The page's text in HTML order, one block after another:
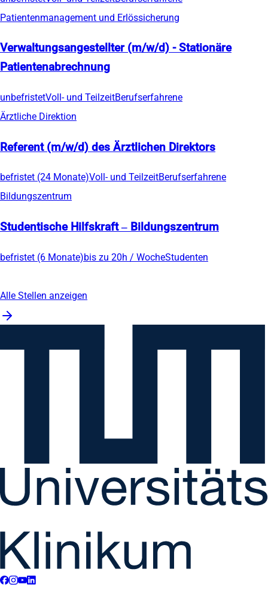
Patientenmanagement und Erlössicherung
Verwaltungsangestellter (m/w/d) - Stationäre
Patientenabrechnung
unbefristetVoll- und TeilzeitBerufserfahrene
Ärztliche Direktion
Referent (m/w/d) des Ärztlichen Direktors
befristet (24 Monate)Voll- und TeilzeitBerufserfahrene
Bildungszentrum
Studentische Hilfskraft – Bildungszentrum
befristet (6 Monate)bis zu 20h / WocheStudenten
Alle Stellen anzeigen